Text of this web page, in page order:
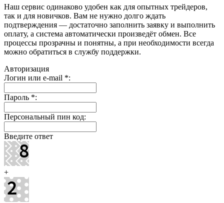
Наш сервис одинаково удобен как для опытных трейдеров,
так и для новичков. Вам не нужно долго ждать
подтверждения — достаточно заполнить заявку и выполнить
оплату, а система автоматически произведёт обмен. Все
процессы прозрачны и понятны, а при необходимости всегда
можно обратиться в службу поддержки.
Авторизация
Логин или e-mail *:
Пароль *:
Персональный пин код:
Введите ответ
+